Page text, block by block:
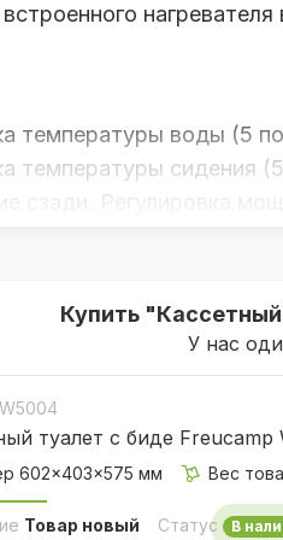
температуры воды (5
температуры сидения
сзади. Регулировка
вылета
температуры
подсветка чаши;
дезодорирование
выключение
всеми функциями при
Купить
У нас
туалет с биде Freucamp
602×403×575 мм Вес
Товар новый Статус В